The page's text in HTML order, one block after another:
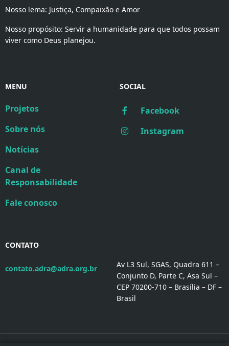
Nosso lema: Justiça, Compaixão e Amor
Nosso propósito: Servir a humanidade para que todos possam
viver como Deus planejou.
MENU
Projetos
Sobre nós
Notícias
Canal de
Responsabilidade
Fale conosco
SOCIAL
Facebook
Instagram
CONTATO
contato.adra@adra.org.br
Av L3 Sul, SGAS, Quadra 611 –
Conjunto D, Parte C, Asa Sul –
CEP 70200-710 – Brasília – DF –
Brasil